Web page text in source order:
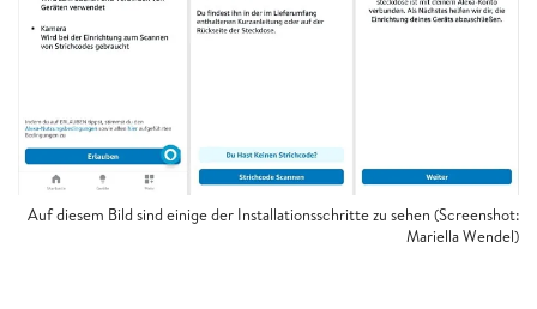
Auf diesem Bild sind einige der Installationsschritte zu sehen (Screenshot:
Mariella Wendel)